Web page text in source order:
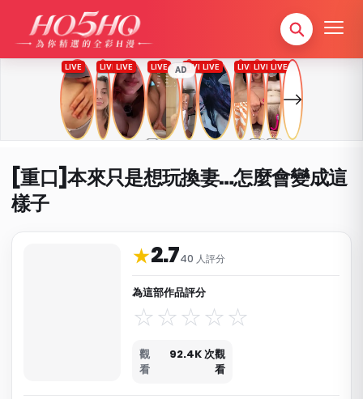
AD
[重口]本來只是想玩換妻…怎麼會變成這
樣子
★2.740 人評分
為這部作品評分
觀
看
92.4K 次觀
看
作品資料與分類